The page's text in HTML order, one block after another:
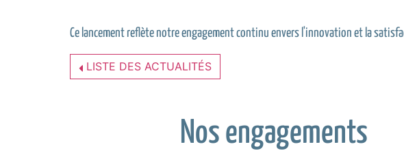
Ce lancement reflète notre engagement continu envers l'innovation et la
LISTE DES ACTUALITÉS
Nos engagements